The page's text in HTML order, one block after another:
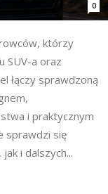
0
którzy
SUV-a oraz
łączy sprawdzoną
i praktycznym
sprawdzi się
i dalszych...